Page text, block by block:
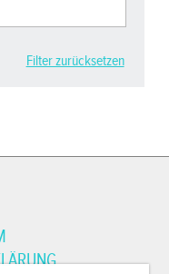
Filter zurücksetzen